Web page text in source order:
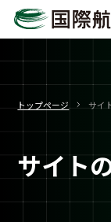
トップページ サイ
サイト